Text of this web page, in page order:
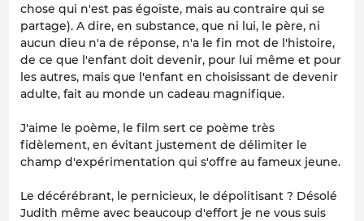
chose qui n'est pas égoïste, mais au contraire qui se
partage). A dire, en substance, que ni lui, le père, ni
aucun dieu n'a de réponse, n'a le fin mot de l'histoire,
de ce que l'enfant doit devenir, pour lui même et pour
les autres, mais que l'enfant en choisissant de devenir
adulte, fait au monde un cadeau magnifique.
J'aime le poème, le film sert ce poème très
fidèlement, en évitant justement de délimiter le
champ d'expérimentation qui s'offre au fameux jeune.
Le décérébrant, le pernicieux, le dépolitisant ? Désolé
Judith même avec beaucoup d'effort je ne vous suis